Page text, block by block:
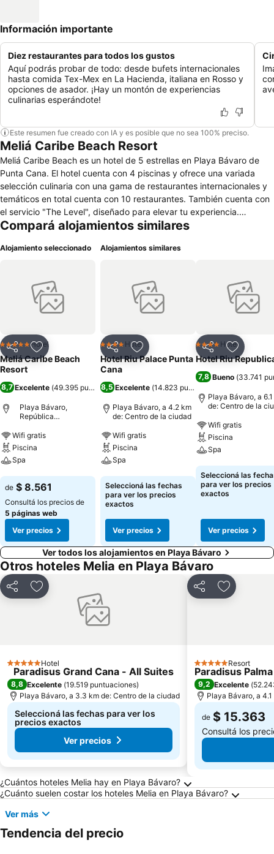
Información importante
Diez restaurantes para todos los gustos
Aquí podrás probar de todo: desde bufets internacionales
hasta comida Tex-Mex en La Hacienda, italiana en Rosso y
opciones de asador. ¡Hay un montón de experiencias
culinarias esperándote!
Este resumen fue creado con IA y es posible que no sea 100% preciso.
Meliá Caribe Beach Resort
Meliá Caribe Beach es un hotel de 5 estrellas en Playa Bávaro de
Punta Cana. El hotel cuenta con 4 piscinas y ofrece una variada
selección culinaria con una gama de restaurantes internacionales y
temáticos en total cuenta con 10 restaurantes. También cuenta con
el servicio "The Level", diseñado para elevar tu experiencia.
Sumérgete en nuestro YHI Spa, donde podrás disfrutar de
edades. También puedes pasar el día en el Splash Island Water
del parque acuático en O'Grille. Además, nuestro Centro de
Convenciones abarca 15,767 pies cuadrados y consta de 10 salas
de reuniones, con una capacidad máxima de hasta 1,510 personas.
Compará alojamientos similares
Alojamiento seleccionado
CompartirAñadir a favoritos
5 EstrellasHotel
Meliá Caribe Beach
Resort
8,7 Excelente (49.395 puntuaciones)
Playa Bávaro,
República
Wifi gratis
Piscina
Spa
Ver precios
de $ 8.561
Consultá los precios de
5 páginas web
Ver precios
Alojamientos similares
CompartirAñadir a favoritos
4 EstrellasHotel
Hotel Riu Palace Punta
Cana
8,5 Excelente (14.823 puntuaciones
Playa Bávaro, a 4.2 km
de: Centro de la ciudad
Wifi gratis
Piscina
Spa
Ver precios
Seleccioná las fechas
para ver los precios
exactos
Ver precios
CompartirAñadir
4 EstrellasHotel
Hotel Riu
7,8 Bueno (33.741
Playa Bávaro, a
de: Centro de la
Wifi gratis
Piscina
Spa
Ver precios
Seleccioná las
para ver los precios
exactos
Ver precios
Ver todos los alojamientos en Playa Bávaro
Otros hoteles Melia en Playa Bávaro
CompartirAñadir a favoritos
5 EstrellasHotel
Paradisus Grand Cana - All Suites
8,8 Excelente (19.519 puntuaciones)
Playa Bávaro, a 3.3 km de: Centro de la ciudad
Seleccioná las fechas para ver los
precios exactos
Ver precios
CompartirAñadir a
5 EstrellasResort
Paradisus
9,2 Excelente (
Playa Bávaro, a
de $ 15.363
Consultá los
Preguntas frecuentes sobre Playa Bávaro
¿Cuántos hoteles Melia hay en Playa Bávaro?
¿Cuánto suelen costar los hoteles Melia en Playa Bávaro?
Ver más
Tendencia del precio